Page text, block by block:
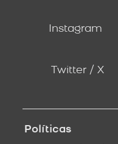
Instagram
Twitter / X
Políticas